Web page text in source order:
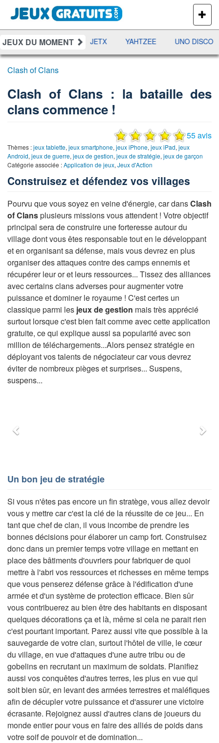
PLUS
DE
JEUX
JEUX DU MOMENT
DAMES RAMI JETX YAHTZEE UNO DISCO
Clash of Clans
Clash of Clans : la bataille des
clans commence !
55 avis
Thèmes :jeux tablette, jeux smartphone, jeux iPhone, jeux iPad, jeux
Android, jeux de guerre, jeux de gestion, jeux de stratégie, jeux de garçon
Catégorie associée :Application de jeux, Jeux d'Action
Construisez et défendez vos villages
Pourvu que vous soyez en veine d'énergie, car dansClash
of Clansplusieurs missions vous attendent ! Votre objectif
principal sera de construire une forteresse autour du
village dont vous êtes responsable tout en le développant
et en organisant sa défense, mais vous devrez en plus
organiser des attaques contre des camps ennemis et
récupérer leur or et leurs ressources... Tissez des alliances
avec certains clans adverses pour augmenter votre
puissance et dominer le royaume ! C'est certes un
classique parmi les jeux de gestion mais très apprécié
surtout lorsque c'est bien fait comme avec cette application
gratuite, ce qui explique aussi sa popularité avec son
million de téléchargements...Alors pensez stratégie en
déployant vos talents de négociateur car vous devrez
éviter de nombreux pièges et surprises... Suspens,
suspens...
Un bon jeu de stratégie
Si vous n'êtes pas encore un fin stratège, vous allez devoir
vous y mettre car c'est la clé de la réussite de ce jeu... En
tant que chef de clan, il vous incombe de prendre les
bonnes décisions pour élaborer un camp fort. Construisez
donc dans un premier temps votre village en mettant en
place des bâtiments d'ouvriers pour fabriquer de quoi
mettre à l'abri vos ressources et richesses en même temps
que vous penserez défense grâce à l'édification d'une
armée et d'un système de protection efficace. Bien sûr
vous contribuerez au bien être des habitants en disposant
quelques décorations ça et là, même si cela ne parait rien
c'est pourtant important. Parez aussi vite que possible à la
sauvegarde de votre clan, surtout l'hôtel de ville, le cœur
du village, en vue d'attaques d'une autre tribu ou de
gobelins en recrutant un maximum de soldats. Planifiez
aussi vos conquêtes d'autres terres, les plus en vue qui
soit bien sûr, en levant des armées terrestres et maléfiques
afin de décupler votre puissance et d'assurer une victoire
écrasante. Rejoignez aussi d'autres clans de joueurs du
monde entier pour vous en faire des alliés de poids dans
votre soif de pouvoir et de domination...